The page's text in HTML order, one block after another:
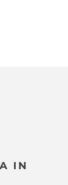
IN